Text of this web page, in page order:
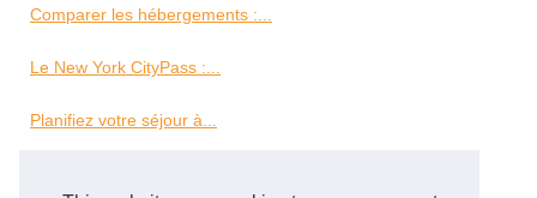
Comparer les hébergements :...
Le New York CityPass :...
Planifiez votre séjour à...